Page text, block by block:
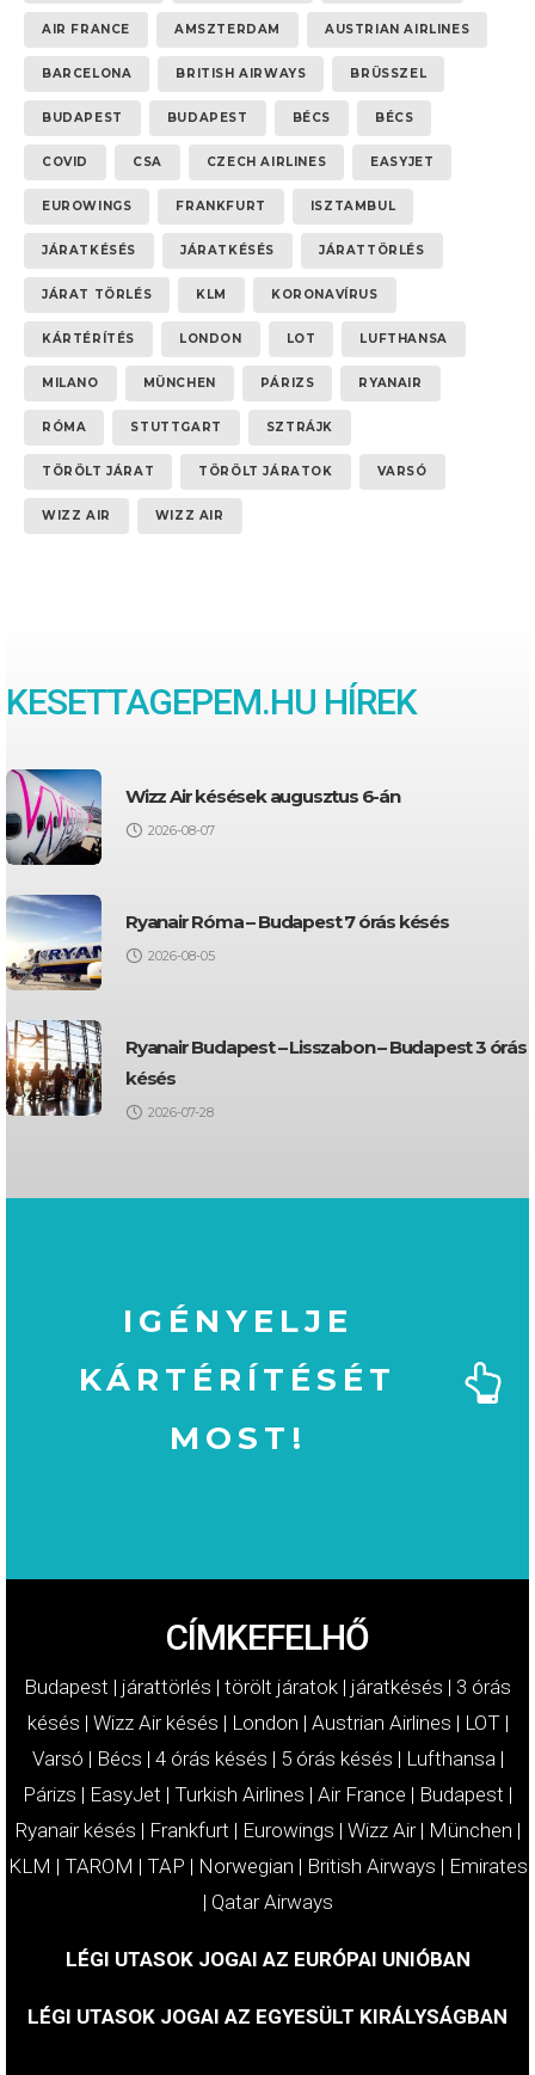
AIR FRANCE AMSZTERDAM AUSTRIAN AIRLINES
BARCELONA BRITISH AIRWAYS BRÜSSZEL
BUDAPEST BUDAPEST BÉCS BÉCS
COVID CSA CZECH AIRLINES EASYJET
EUROWINGS FRANKFURT ISZTAMBUL
JÁRATKÉSÉS JÁRATKÉSÉS JÁRATTÖRLÉS
JÁRAT TÖRLÉS KLM KORONAVÍRUS
KÁRTÉRÍTÉS LONDON LOT LUFTHANSA
MILANO MÜNCHEN PÁRIZS RYANAIR
RÓMA STUTTGART SZTRÁJK
TÖRÖLT JÁRAT TÖRÖLT JÁRATOK VARSÓ
WIZZ AIR WIZZ AIR
KESETTAGEPEM.HU HÍREK
Wizz Air késések augusztus 6-án
2026-08-07
Ryanair Róma – Budapest 7 órás késés
2026-08-05
Ryanair Budapest – Lisszabon – Budapest 3 órás
késés
2026-07-28
IGÉNYELJE
KÁRTÉRÍTÉSÉT
MOST!
CÍMKEFELHŐ
Budapest | járattörlés | törölt járatok | járatkésés | 3 órás
késés | Wizz Air késés | London | Austrian Airlines | LOT|
Varsó | Bécs | 4 órás késés | 5 órás késés | Lufthansa |
Párizs | EasyJet | Turkish Airlines | Air France | Budapest |
Ryanair késés | Frankfurt | Eurowings | Wizz Air| München |
KLM | TAROM | TAP | Norwegian | British Airways | Emirates
| Qatar Airways
LÉGI UTASOK JOGAI AZ EURÓPAI UNIÓBAN
LÉGI UTASOK JOGAI AZ EGYESÜLT KIRÁLYSÁGBAN